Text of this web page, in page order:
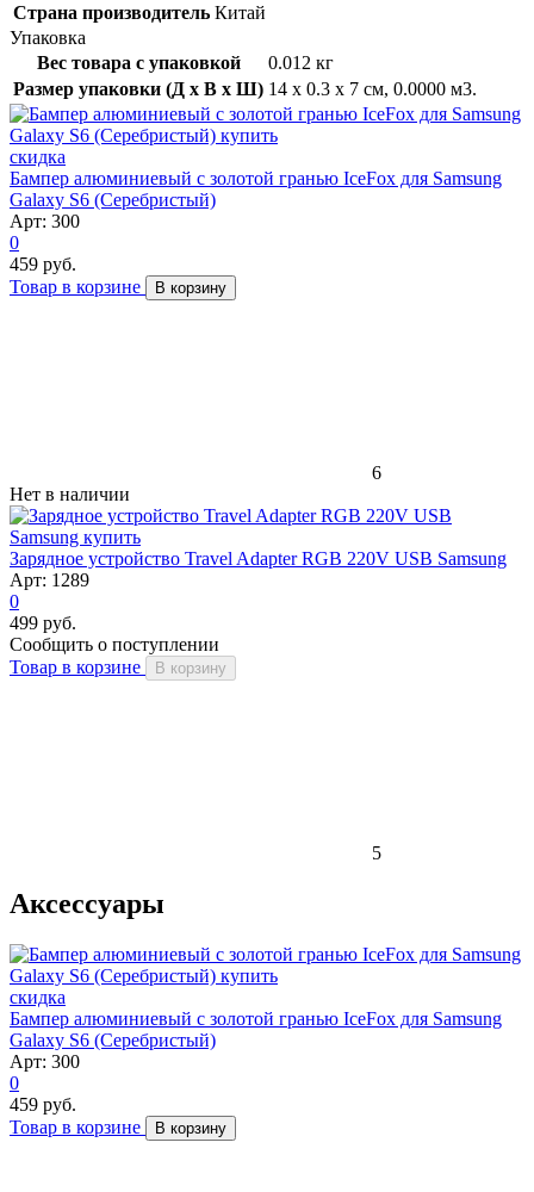
Страна производитель Китай
Упаковка
Вес товара с упаковкой
0.012 кг
Размер упаковки (Д x В x Ш) 14 x 0.3 x 7 см, 0.0000 м3.
скидка
Бампер алюминиевый с золотой гранью IceFox для Samsung
Galaxy S6 (Серебристый)
Арт: 300
0
459 руб.
Товар в корзине
В корзину
6
Нет в наличии
Зарядное устройство Travel Adapter RGB 220V USB Samsung
Арт: 1289
0
499 руб.
Сообщить о поступлении
Товар в корзине
В корзину
5
Аксессуары
скидка
Бампер алюминиевый с золотой гранью IceFox для Samsung
Galaxy S6 (Серебристый)
Арт: 300
0
459 руб.
Товар в корзине
В корзину